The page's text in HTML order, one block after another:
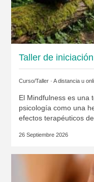
Taller de
Curso/Taller · A distancia u
El Mindfulness es una
psicología como una
efectos terapéuticos
26 Septiembre 2026